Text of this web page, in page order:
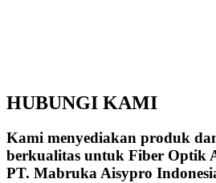
HUBUNGI KAMI
Kami menyediakan produk
berkualitas untuk Fiber Optik
PT. Mabruka Aisypro